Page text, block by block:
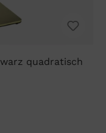
quadratisch